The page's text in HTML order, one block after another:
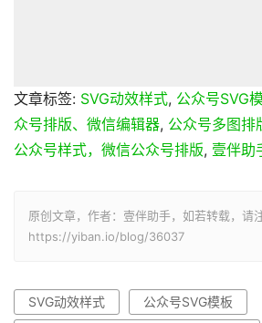
文章标签: SVG动效样式, 公众号SVG
众号排版、微信编辑器, 公众号多图排
公众号样式，微信公众号排版, 壹伴助
原创文章，作者：壹伴助手，如若转载，请
https://yiban.io/blog/36037
SVG动效样式
公众号SVG模板